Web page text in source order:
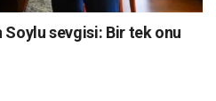
Soylu sevgisi: Bir tek onu